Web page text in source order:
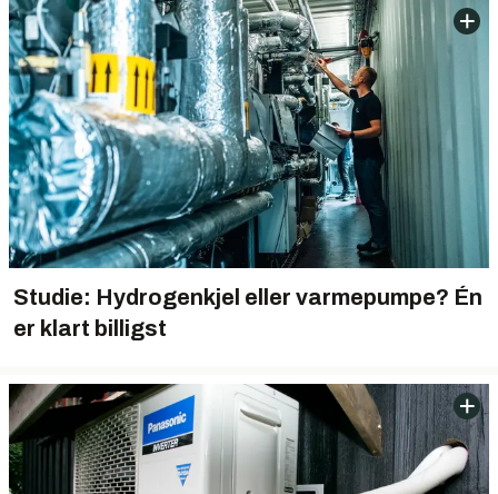
Studie: Hydrogenkjel eller varmepumpe? Én
er klart billigst